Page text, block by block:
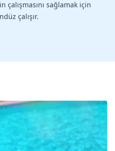
çalışmasını sağlamak için
çalışır.